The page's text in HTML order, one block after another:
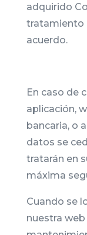
adquirido
tratamiento
acuerdo.
En caso de
aplicación,
bancaria, o
datos se
tratarán en
máxima
Cuando se
nuestra